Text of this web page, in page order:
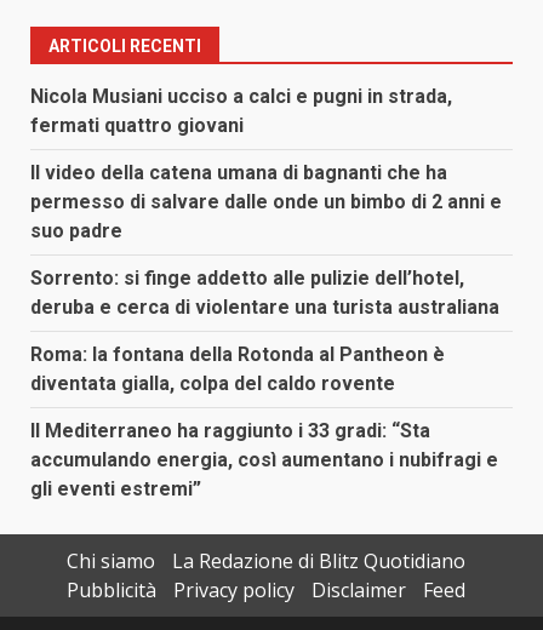
ARTICOLI RECENTI
Nicola Musiani ucciso a calci e pugni in strada,
fermati quattro giovani
Il video della catena umana di bagnanti che ha
permesso di salvare dalle onde un bimbo di 2 anni e
suo padre
Sorrento: si finge addetto alle pulizie dell’hotel,
deruba e cerca di violentare una turista australiana
Roma: la fontana della Rotonda al Pantheon è
diventata gialla, colpa del caldo rovente
Il Mediterraneo ha raggiunto i 33 gradi: “Sta
accumulando energia, così aumentano i nubifragi e
gli eventi estremi”
Chi siamo
La Redazione di Blitz Quotidiano
Pubblicità
Privacy policy Disclaimer Feed